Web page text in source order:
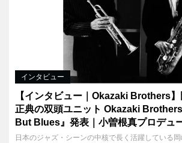
インタビュー
【インタビュー｜Okazaki Brothers
正典の双頭ユニット Okazaki
But Blues』発表｜小曽根真プロデュ
日本のジャズ・シーンの中核で長く活躍している